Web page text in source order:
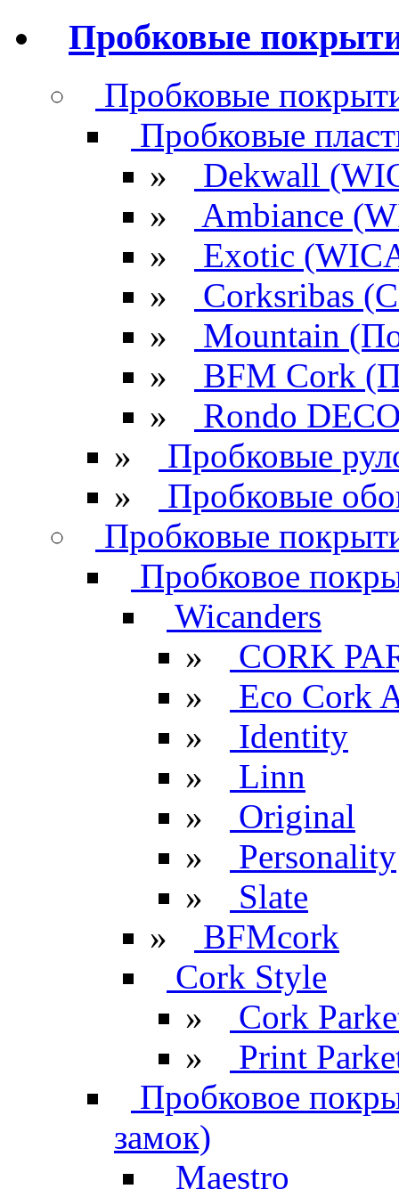
Пробковые
Пробковые
Пробковые
»
Dekwall
»
Ambiance
»
Exotic
»
Corksribas
»
Mountain
»
BFM Cork
»
Rondo
»
Пробковые
»
Пробковые
Пробковые
Пробковое
Wicanders
»
CORK
»
Eco Cork
»
Identity
»
Linn
»
Original
»
Personality
»
Slate
»
BFMcork
Cork Style
»
Cork
»
Print
Пробковое
замок)
Maestro